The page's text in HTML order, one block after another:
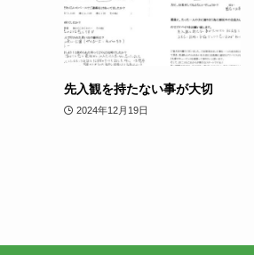
先入観を持たない事が大切
2024年12月19日